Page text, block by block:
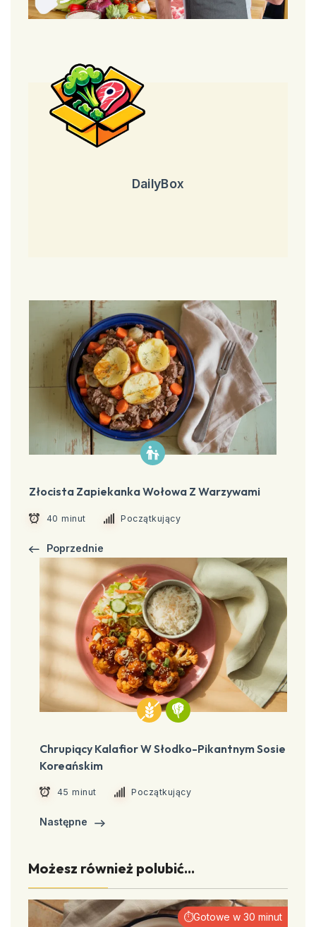
DailyBox
Złocista Zapiekanka Wołowa Z Warzywami
40 minut Początkujący
Poprzednie
Chrupiący Kalafior W Słodko-Pikantnym Sosie
Koreańskim
45 minut Początkujący
Następne
Możesz również polubić...
⏱Gotowe w 30 minut